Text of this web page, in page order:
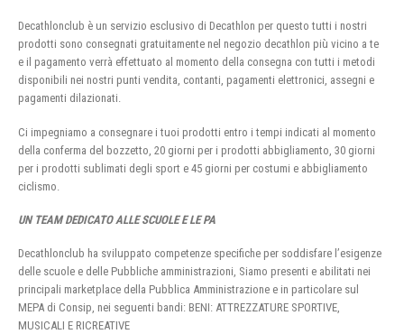
Decathlonclub è un servizio esclusivo di Decathlon per questo tutti i nostri
prodotti sono consegnati gratuitamente nel negozio decathlon più vicino a te
e il pagamento verrà effettuato al momento della consegna con tutti i metodi
disponibili nei nostri punti vendita, contanti, pagamenti elettronici, assegni e
pagamenti dilazionati.
Ci impegniamo a consegnare i tuoi prodotti entro i tempi indicati al momento
della conferma del bozzetto, 20 giorni per i prodotti abbigliamento, 30 giorni
per i prodotti sublimati degli sport e 45 giorni per costumi e abbigliamento
ciclismo.
UN TEAM DEDICATO ALLE SCUOLE E LE PA
Decathlonclub ha sviluppato competenze specifiche per soddisfare l’esigenze
delle scuole e delle Pubbliche amministrazioni, Siamo presenti e abilitati nei
principali marketplace della Pubblica Amministrazione e in particolare sul
MEPA di Consip, nei seguenti bandi: BENI: ATTREZZATURE SPORTIVE,
MUSICALI E RICREATIVE